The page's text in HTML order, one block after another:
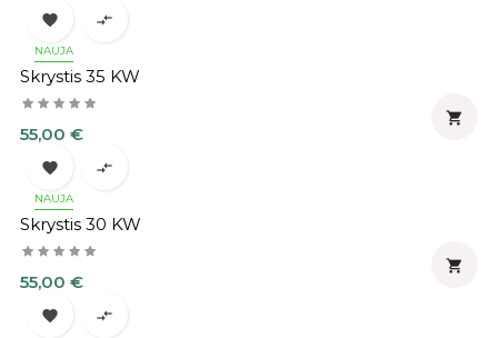
NAUJA
 
Skrystis 35 KW
Kaina
55,00 €

NAUJA
 
Skrystis 30 KW
Kaina
55,00 €

 